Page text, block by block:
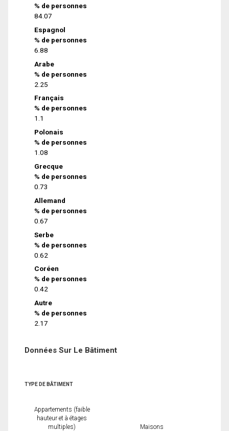
% de personnes
84.07
Espagnol
% de personnes
6.88
Arabe
% de personnes
2.25
Français
% de personnes
1.1
Polonais
% de personnes
1.08
Grecque
% de personnes
0.73
Allemand
% de personnes
0.67
Serbe
% de personnes
0.62
Coréen
% de personnes
0.42
Autre
% de personnes
2.17
Données Sur Le Bâtiment
TYPE DE BÂTIMENT
Appartements (faible
hauteur et à étages
multiples)
Maisons